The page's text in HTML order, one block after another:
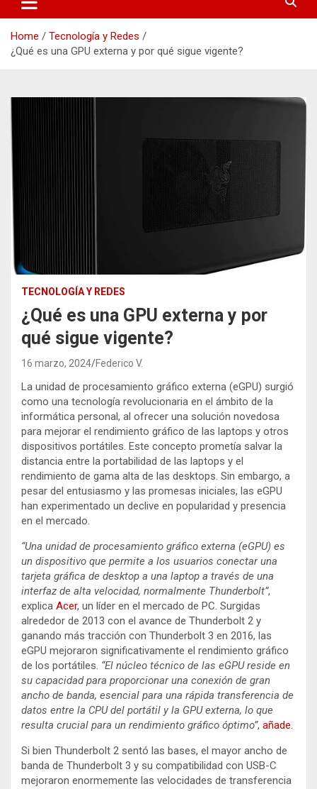
Home
Tecnología y Redes
¿Qué es una GPU externa y por qué sigue vigente?
TECNOLOGÍA Y REDES
¿Qué es una GPU externa y por
qué sigue vigente?
16 marzo, 2024 Federico V.
La unidad de procesamiento gráfico externa (eGPU) surgió
como una tecnología revolucionaria en el ámbito de la
informática personal, al ofrecer una solución novedosa
para mejorar el rendimiento gráfico de las laptops y otros
dispositivos portátiles. Este concepto prometía salvar la
distancia entre la portabilidad de las laptops y el
rendimiento de gama alta de las desktops. Sin embargo, a
pesar del entusiasmo y las promesas iniciales, las eGPU
han experimentado un declive en popularidad y presencia
en el mercado.
“Una unidad de procesamiento gráfico externa (eGPU) es
un dispositivo que permite a los usuarios conectar una
tarjeta gráfica de desktop a una laptop a través de una
interfaz de alta velocidad, normalmente Thunderbolt”,
explica Acer, un líder en el mercado de PC. Surgidas
alrededor de 2013 con el avance de Thunderbolt 2 y
ganando más tracción con Thunderbolt 3 en 2016, las
eGPU mejoraron significativamente el rendimiento gráfico
de los portátiles. “El núcleo técnico de las eGPU reside en
su capacidad para proporcionar una conexión de gran
ancho de banda, esencial para una rápida transferencia de
datos entre la CPU del portátil y la GPU externa, lo que
resulta crucial para un rendimiento gráfico óptimo”, añade.
Si bien Thunderbolt 2 sentó las bases, el mayor ancho de
banda de Thunderbolt 3 y su compatibilidad con USB-C
mejoraron enormemente las velocidades de transferencia